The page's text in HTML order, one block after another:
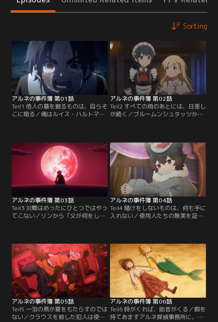
Sorting
アルネの事件簿 第01話
Teil1 他人の墓を掘るものは、自らそ
こに陥る／俺はルイス・ハルトマ
た。今この村で起こっている連続殺
人事件も、必ずこの俺が解決してみ
せる！ なのに何だあいつらは？
「アルネ探偵事務所」だと？ ふっ…
ガキに何ができる。事件は現実世界
で起こっているんだ…！【提供：バ
アルネの事件簿 第02話
Teil2 すべての雨のあとには、日差し
が続く／ブルームンシュタッツから
亡くして豹変した父を心配する日々
の中で、二体の死体と異形のバケモ
ノに遭遇する。からくも逃げきり、
奇妙な街に迷いこむ。たどり着いた
城の礼拝場で、棺桶に眠る吸血鬼ア
ルネに出会う。【提供：バンダイチ
ャンネル】
アルネの事件簿 第03話
Teil3 災難はめったにひとつではやっ
てこない／リンから「父が何をして
ラウスに呼び出されたリンは何者か
に襲われ、気絶しているところを首
なし死体とともに発見される。疑心
暗鬼の使用人たち、死者蘇生の魔方
陣、壁に残された血文字…。事件の
謎が深まっていく。【提供：バンダ
イチャンネル】
アルネの事件簿 第04話
Teil4 賭けをしないものは、何も手に
入れない／使用人たちの無実を証明
て愉しげに嗤う。九人の吸血鬼の王
の一人、ナハツェーラーに肉体を奪
われていたのだ。事情を知る由もな
く、アルネが信じられなくなるリ
ン。そしてリンにも、恐ろしい魔の
手が伸びてくる。【提供：バンダイ
チャンネル】
アルネの事件簿 第05話
Teil5 一羽の燕が夏をもたらすのでは
ない／クラウスを殺した犯人は使用
アルネの事件簿 第06話
Teil6 時がくれば、助言がくる／暇を
持てあますアルネ探偵事務所に、人